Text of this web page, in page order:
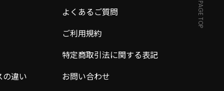
の違い
よくあるご質問
ご利用規約
特定商取引法に関する表記
お問い合わせ
PAGE TOP